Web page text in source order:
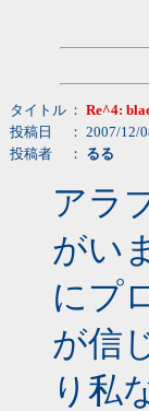
タイトル ： Re^4:
投稿日
： 2007/12/
投稿者
： るる
アラ
がい
にプ
が信
り私